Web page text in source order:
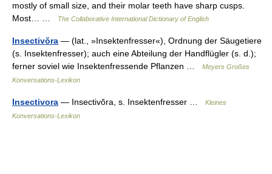
mostly of small size, and their molar teeth have sharp cusps.
Most… …
The Collaborative International Dictionary of English
Insectivŏra — (lat., »Insektenfresser«), Ordnung der Säugetiere
(s. Insektenfresser); auch eine Abteilung der Handflügler (s. d.);
ferner soviel wie Insektenfressende Pflanzen …
Meyers Großes
Konversations-Lexikon
Insectivora — Insectivŏra, s. Insektenfresser …
Kleines
Konversations-Lexikon